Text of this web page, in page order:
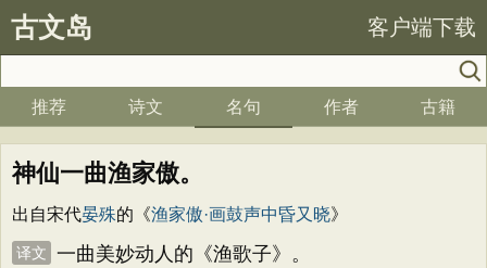
古文岛 客户端下载
推荐 诗文 名句 作者 古籍
神仙一曲渔家傲。
出自宋代晏殊的《渔家傲·画鼓声中昏又晓》
译文 一曲美妙动人的《渔歌子》。